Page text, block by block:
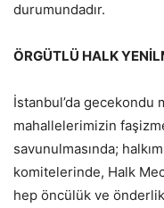
durumundadır.
ÖRGÜTLÜ HALK
İstanbul’da gecekondu
mahallelerimizin
savunulmasında;
komitelerinde, Halk
hep öncülük ve